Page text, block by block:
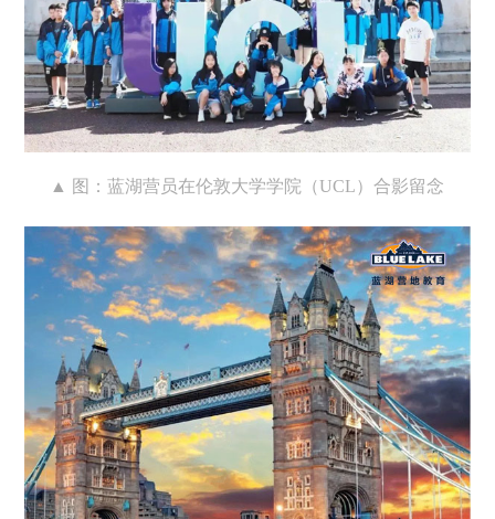
▲ 图：蓝湖营员在伦敦大学学院（UCL）合影留念